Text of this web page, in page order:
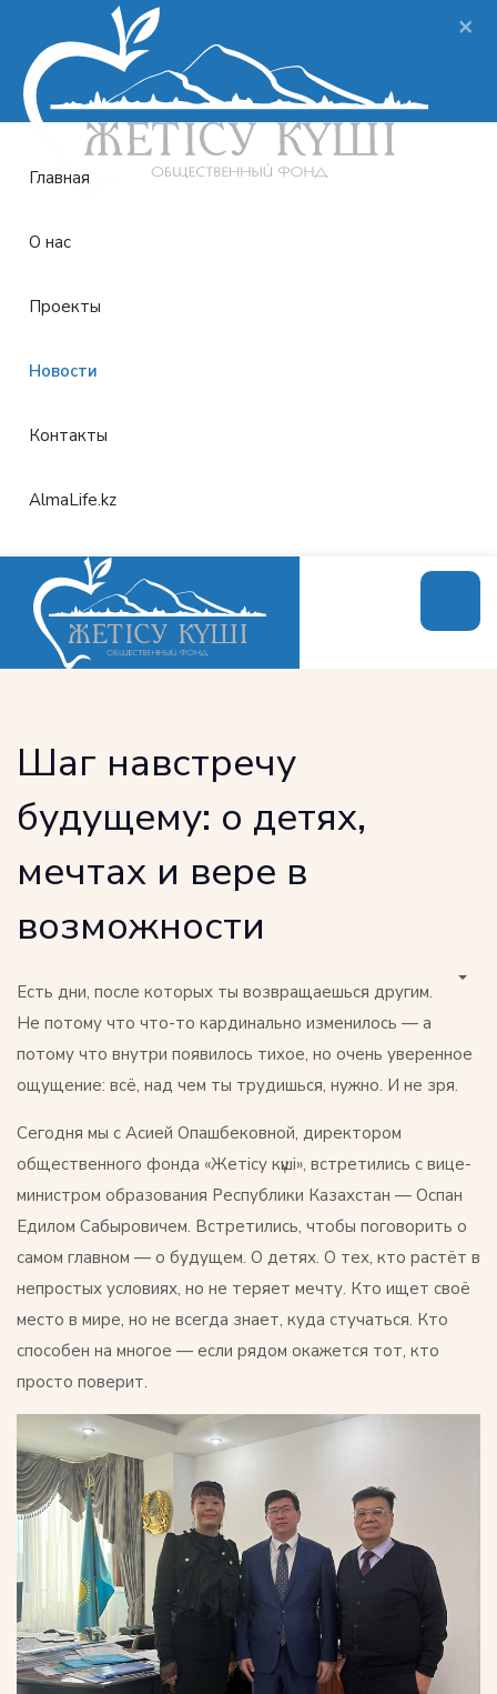
×
Главная
О нас
Проекты
Новости
Контакты
AlmaLife.kz
Шаг навстречу
будущему: о детях,
мечтах и вере в
возможности
Есть дни, после которых ты возвращаешься другим.
Не потому что что-то кардинально изменилось — а
потому что внутри появилось тихое, но очень уверенное
ощущение: всё, над чем ты трудишься, нужно. И не зря.
Сегодня мы с Асией Опашбековной, директором
общественного фонда «Жетісу күші», встретились с вице-
министром образования Республики Казахстан — Оспан
Едилом Сабыровичем. Встретились, чтобы поговорить о
самом главном — о будущем. О детях. О тех, кто растёт в
непростых условиях, но не теряет мечту. Кто ищет своё
место в мире, но не всегда знает, куда стучаться. Кто
способен на многое — если рядом окажется тот, кто
просто поверит.